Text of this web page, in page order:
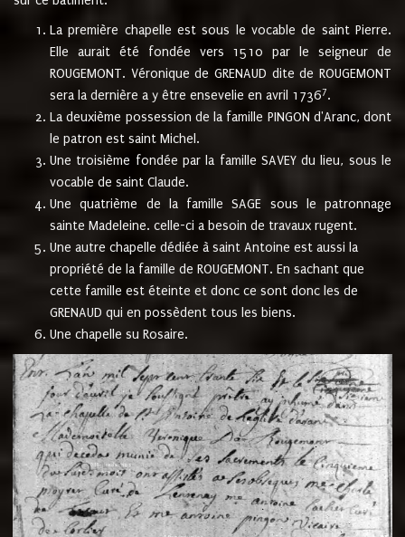
La première chapelle est sous le vocable de saint Pierre.
Elle aurait été fondée vers 1510 par le seigneur de
ROUGEMONT. Véronique de GRENAUD dite de ROUGEMONT
sera la dernière a y être ensevelie en avril 17367.
La deuxième possession de la famille PINGON d'Aranc, dont
le patron est saint Michel.
Une troisième fondée par la famille SAVEY du lieu, sous le
vocable de saint Claude.
Une quatrième de la famille SAGE sous le patronnage
sainte Madeleine. celle-ci a besoin de travaux rugent.
Une autre chapelle dédiée à saint Antoine est aussi la
propriété de la famille de ROUGEMONT. En sachant que
cette famille est éteinte et donc ce sont donc les de
GRENAUD qui en possèdent tous les biens.
Une chapelle su Rosaire.